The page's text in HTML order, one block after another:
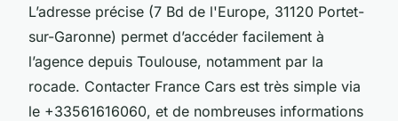
L’adresse précise (7 Bd de l'Europe, 31120 Portet-
sur-Garonne) permet d’accéder facilement à
l’agence depuis Toulouse, notamment par la
rocade. Contacter France Cars est très simple via
le +33561616060, et de nombreuses informations